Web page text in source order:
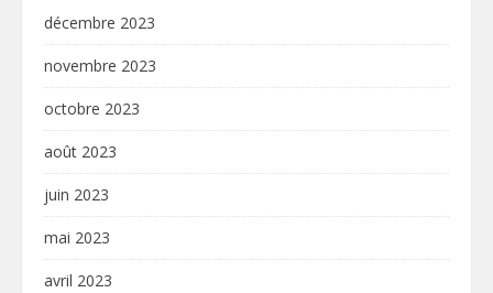
décembre 2023
novembre 2023
octobre 2023
août 2023
juin 2023
mai 2023
avril 2023